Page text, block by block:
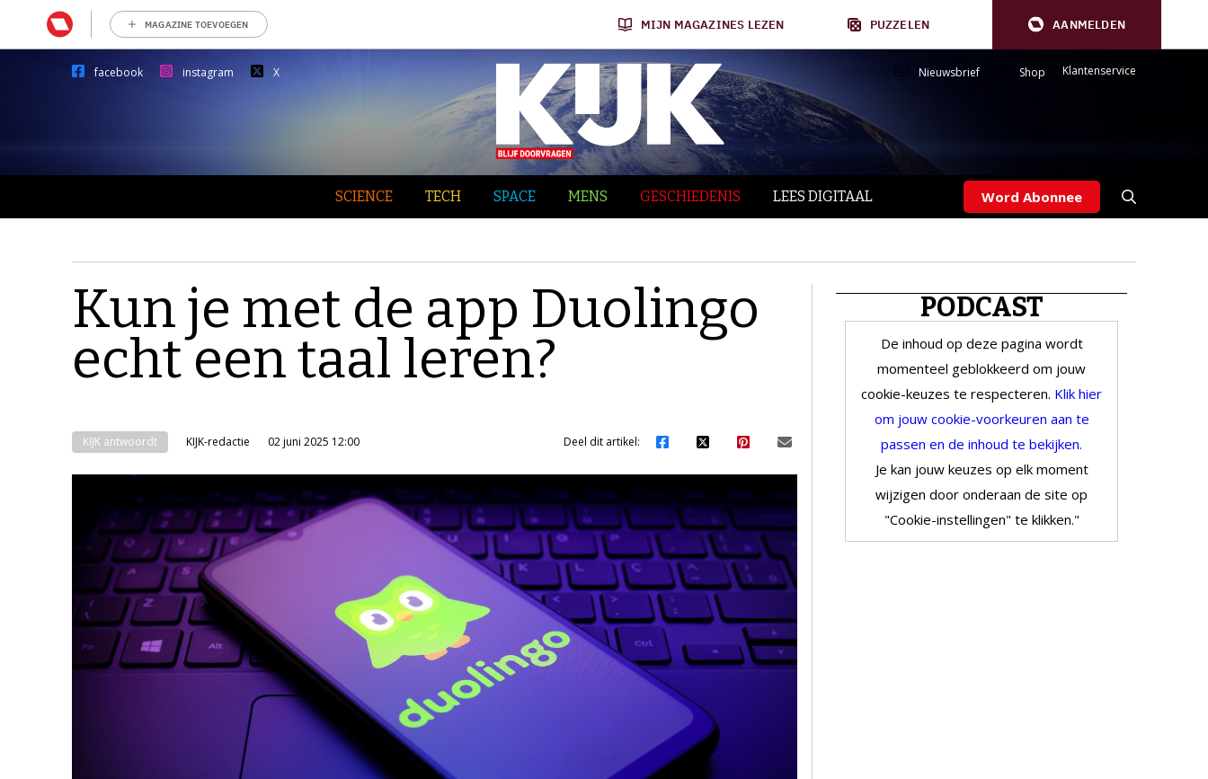
MAGAZINE TOEVOEGEN MIJN MAGAZINES LEZEN PUZZELEN AANMELDEN
facebook instagram X Nieuwsbrief Shop Klantenservice
SCIENCE TECH SPACE MENS GESCHIEDENIS LEES DIGITAAL Word Abonnee
Kun je met de app Duolingo
echt een taal leren?
KIJK antwoordt KIJK-redactie 02 juni 2025 12:00 Deel dit artikel:
PODCAST
De inhoud op deze pagina wordt
momenteel geblokkeerd om jouw
cookie-keuzes te respecteren. Klik hier
om jouw cookie-voorkeuren aan te
passen en de inhoud te bekijken.
Je kan jouw keuzes op elk moment
wijzigen door onderaan de site op
"Cookie-instellingen" te klikken."